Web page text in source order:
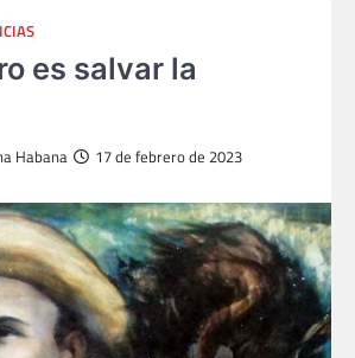
es salvar la
Habana 17 de febrero de 2023